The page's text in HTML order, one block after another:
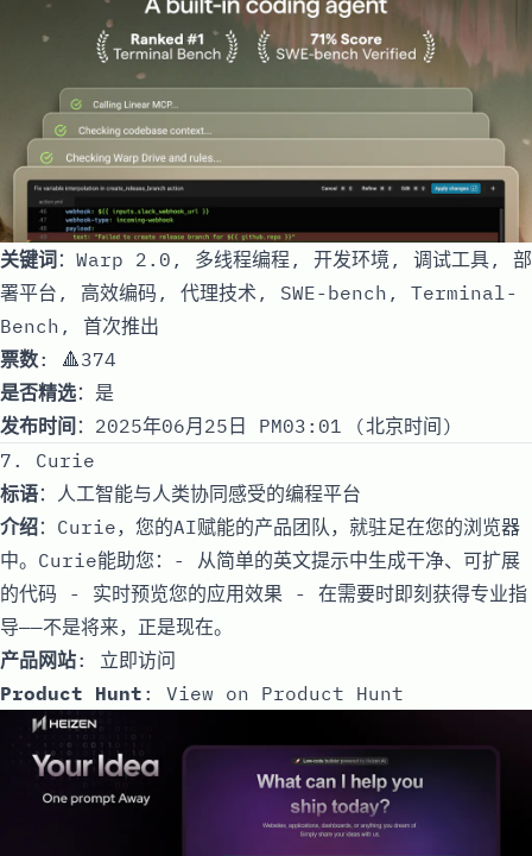
关键词：Warp 2.0, 多线程编程, 开发环境, 调试工具, 部
署平台, 高效编码, 代理技术, SWE-bench, Terminal-
Bench, 首次推出
票数: 🔺374
是否精选：是
发布时间 ：2025年06月25日 PM03:01 (北京时间)
7. Curie
标语：人工智能与人类协同感受的编程平台
介绍：Curie，您的AI赋能的产品团队，就驻足在您的浏览器
中。Curie能助您：- 从简单的英文提示中生成干净、可扩展
的代码 - 实时预览您的应用效果 - 在需要时即刻获得专业指
导——不是将来，正是现在。
产品网站: 立即访问
Product Hunt : View on Product Hunt